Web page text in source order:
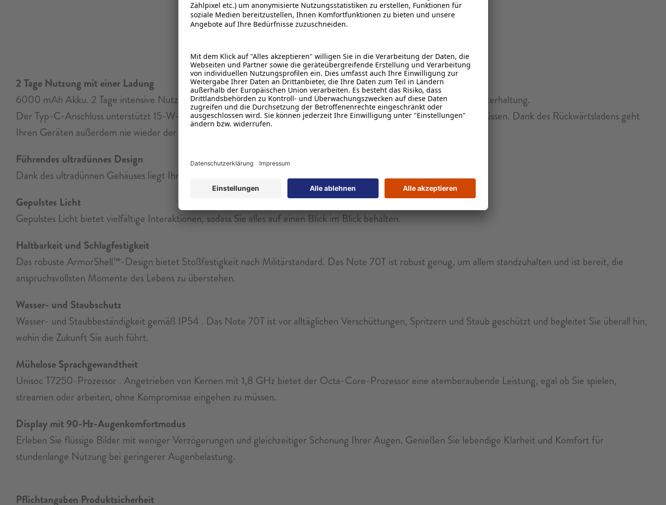
Produktdetails
1 Stunde aufladen, für 2 Tage Nutzung
2 Tage Nutzung mit einer Ladung
6000 mAh Akku. 2 Tage intensive Nutzung ohne Aufladen. Energie für ganztägige Arbeit oder ununterbrochene Unterhaltung.
Der Typ-C-Anschluss unterstützt 15-W-Schnellladen, sodass Sie sich keine Gedanken über den Akkustand machen müssen. Dank des Rückwärtsladens geht
Ihren Geräten außerdem nie wieder der Strom aus.
Führendes ultradünnes Design
Dank des ultradünnen Gehäuses liegt Ihr Telefon jedes Mal angenehm in der Hand, wenn Sie es in der Hand halten.
Gepulstes Licht
Gepulstes Licht bietet vielfältige Interaktionen, sodass Sie alles auf einen Blick im Blick behalten.
Haltbarkeit und Schlagfestigkeit
Das robuste ArmorShell™-Design bietet Stoßfestigkeit nach Militärstandard. Das Note 70T ist robust genug, um allem standzuhalten und ist bereit, die
anspruchsvollsten Momente des Lebens zu überstehen.
Wasser- und Staubschutz
Wasser- und Staubbeständigkeit gemäß IP54 . Das Note 70T ist vor alltäglichen Verschüttungen, Spritzern und Staub geschützt und begleitet Sie überall hin,
wohin die Zukunft Sie auch führt.
Mühelose Sprachgewandtheit
Unisoc T7250-Prozessor . Angetrieben von Kernen mit 1,8 GHz bietet der Octa-Core-Prozessor eine atemberaubende Leistung, egal ob Sie spielen,
streamen oder arbeiten, ohne Kompromisse eingehen zu müssen.
Display mit 90-Hz-Augenkomfortmodus
Erleben Sie flüssige Bilder mit weniger Verzögerungen und gleichzeitiger Schonung Ihrer Augen. Genießen Sie lebendige Klarheit und Komfort für
stundenlange Nutzung bei geringerer Augenbelastung.
Pflichtangaben Produktsicherheit